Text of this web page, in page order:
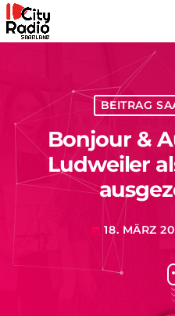
BEITRAG
Bonjour &
Ludweiler
today 18. MÄRZ